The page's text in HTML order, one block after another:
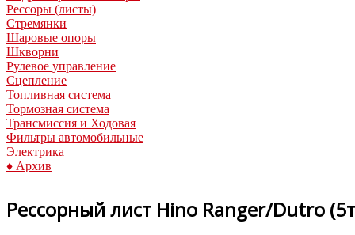
Рессоры (листы)
Стремянки
Шаровые опоры
Шкворни
Рулевое управление
Сцепление
Топливная система
Тормозная система
Трансмиссия и Ходовая
Фильтры автомобильные
Электрика
♦ Архив
Рессорный лист Hino Ranger/Dutro